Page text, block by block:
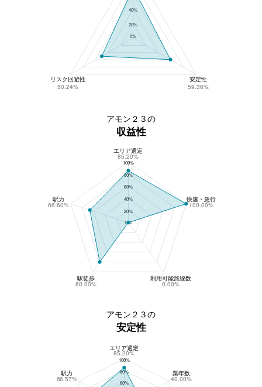
40%
20%
0%
リスク回避性
50.24%
安定性
59.36%
アモン２３の
収益性
アモン２３の収益性
100%
80%
60%
40%
20%
0%
エリア選定
85.20%
駅力
66.60%
駅徒歩
80.00%
利用可能路線数
0.00%
快速・急行
100.00%
アモン２３の
安定性
100%
80%
60%
エリア選定
85.20%
駅力
66.57%
築年数
40.00%